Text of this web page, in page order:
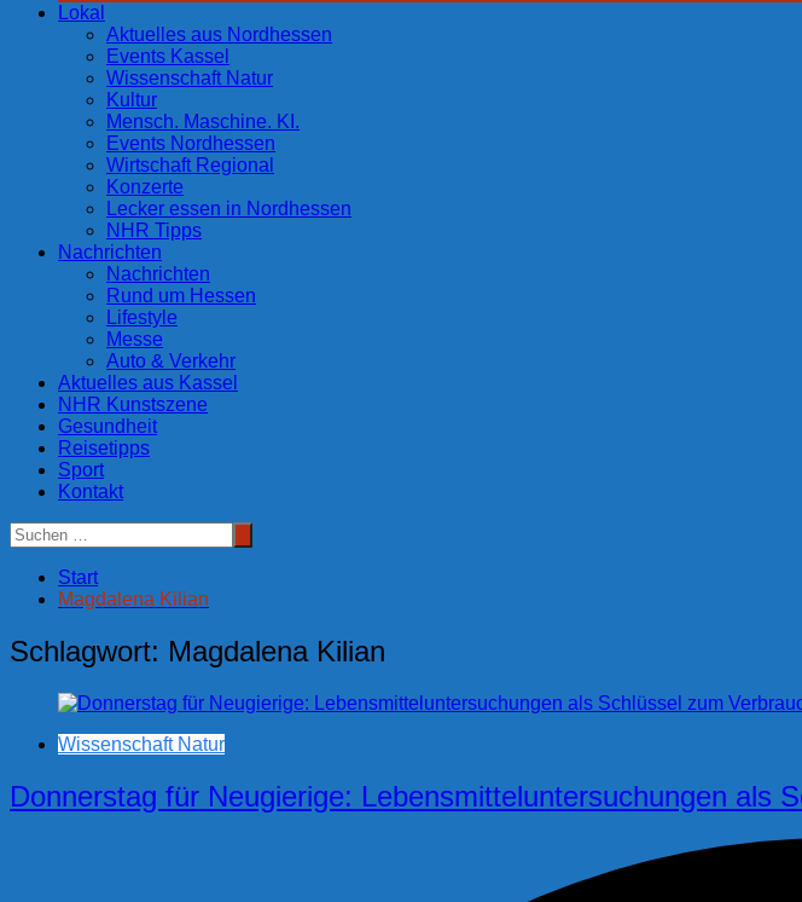
Lokal
Aktuelles aus Nordhessen
Events Kassel
Wissenschaft Natur
Kultur
Mensch. Maschine. KI.
Events Nordhessen
Wirtschaft Regional
Konzerte
Lecker essen in Nordhessen
NHR Tipps
Nachrichten
Nachrichten
Rund um Hessen
Lifestyle
Messe
Auto & Verkehr
Aktuelles aus Kassel
NHR Kunstszene
Gesundheit
Reisetipps
Sport
Kontakt
Start
Magdalena Kilian
Schlagwort: Magdalena Kilian
Wissenschaft Natur
Donnerstag für Neugierige: Lebensmitteluntersuchungen als